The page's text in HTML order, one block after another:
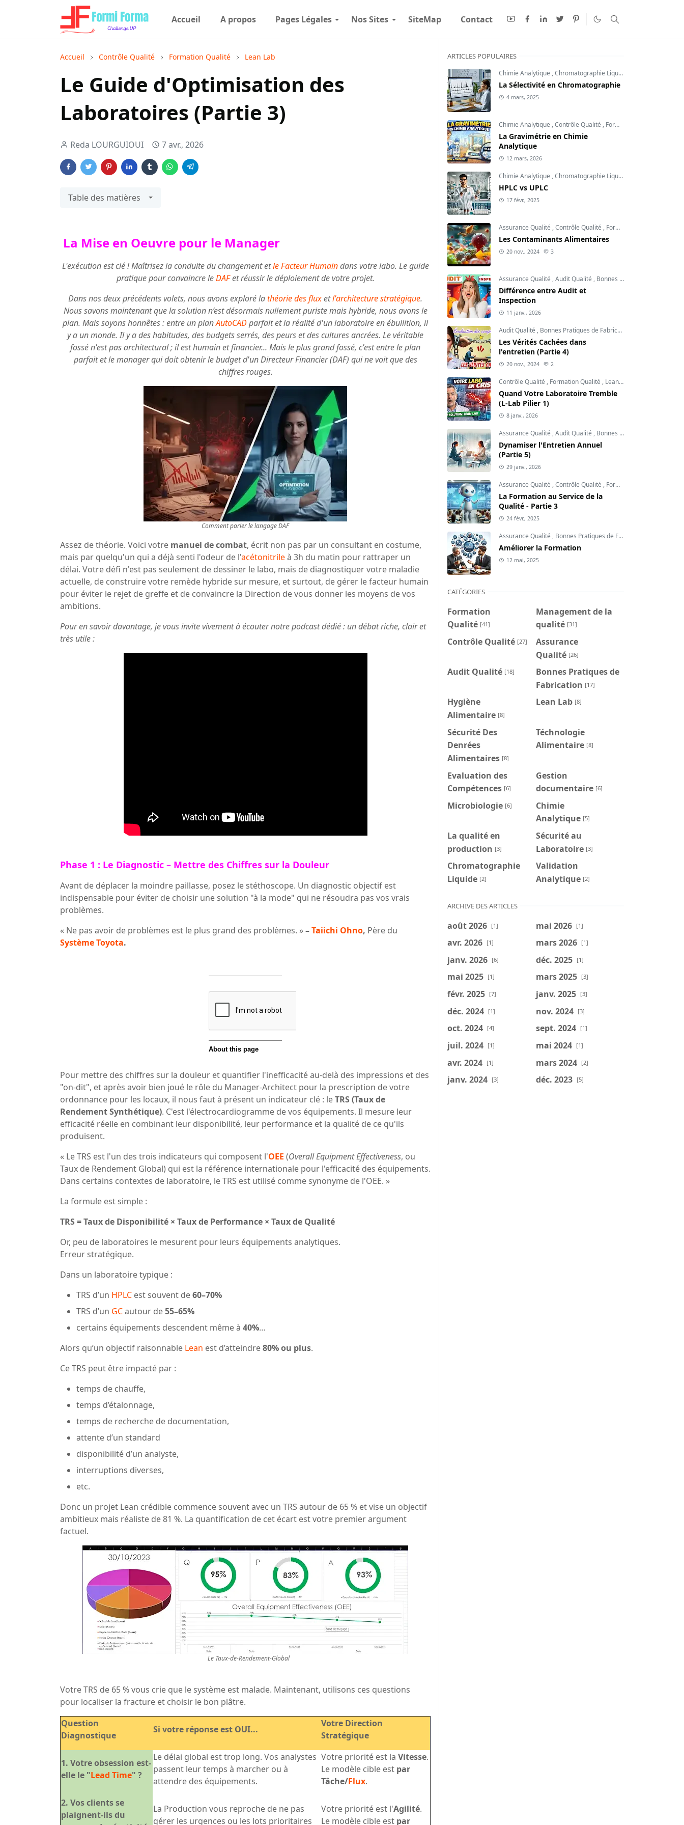
Accueil A propos Pages Légales Nos Sites SiteMap Contact
Accueil Contrôle Qualité Formation Qualité Lean Lab
Le Guide d'Optimisation des
Laboratoires (Partie 3)
Reda LOURGUIOUI 7 avr., 2026
Table des matières
La Mise en Oeuvre pour le Manager
L'exécution est clé ! Maîtrisez la conduite du changement etle Facteur Humaindans votre labo. Le guide
pratique pour convaincre leDAFet réussir le déploiement de votre projet.
Dans nos deux précédents volets, nous avons exploré lathéorie des fluxetl'architecture stratégique.
Nous savons maintenant que la solution n’est désormais nullement puriste mais hybride, nous avons le
plan. Mais soyons honnêtes : entre un planAutoCADparfait et la réalité d'un laboratoire en ébullition, il
y a un monde. Il y a des habitudes, des budgets serrés, des peurs et des cultures ancrées. Le véritable
fossé n'est pas architectural ; il esthumain et financier... Mais le plus grand fossé, c'est entre le plan
parfait et le manager qui doit obtenir le budget d'un Directeur Financier (DAF) qui ne voit que des
chiffres rouges.
Comment parler le langage DAF
Assez de théorie. Voici votre manuel de combat, écrit non pas par un consultant en costume,
mais par quelqu'un qui a déjà senti l'odeur de l'acétonitrileà 3h du matin pour rattraper un
délai. Votre défi n'est pas seulement de dessiner le labo, mais de diagnostiquer votre maladie
actuelle, de construire votre remède hybride sur mesure, et surtout, de gérer le facteur humain
pour éviter le rejet de greffe et de convaincre la Direction de vous donner les moyens de vos
ambitions.
Pour en savoir davantage, je vous invite vivement à écouter notre podcast dédié : un débat riche, clair et
très utile :
Phase 1 : Le Diagnostic – Mettre des Chiffres sur la Douleur
Avant de déplacer la moindre paillasse, posez le stéthoscope. Un diagnostic objectif est
indispensable pour éviter de choisir une solution "à la mode" qui ne résoudra pas vos vrais
problèmes.
« Ne pas avoir de problèmes est le plus grand des problèmes. »–Taiichi Ohno, Père du
Système Toyota.
Pour mettre des chiffres sur la douleur et quantifier l'inefficacité au-delà des impressions et des
"on-dit", et après avoir bien joué le rôle du Manager-Architect pour la prescription de votre
ordonnance pour les locaux, il nous faut à présent un indicateur clé : leTRS (Taux de
Rendement Synthétique). C'est l'électrocardiogramme de vos équipements. Il mesure leur
efficacité réelle en combinant leur disponibilité, leur performance et la qualité de ce qu'ils
produisent.
« Le TRS est l'un des trois indicateurs qui composent l'OEE (Overall Equipment Effectiveness, ou
Taux de Rendement Global) qui est la référence internationale pour l'efficacité des équipements.
Dans certains contextes de laboratoire, le TRS est utilisé comme synonyme de l'OEE. »
La formule est simple :
TRS = Taux de Disponibilité × Taux de Performance × Taux de Qualité
Or, peu de laboratoires le mesurent pour leurs équipements analytiques.
Erreur stratégique.
Dans un laboratoire typique :
TRS d’un HPLC est souvent de60–70%
TRS d’un GCautour de55–65%
certains équipements descendent même à 40%…
Alors qu’un objectif raisonnable Lean est d’atteindre80% ou plus.
Ce TRS peut être impacté par :
temps de chauffe,
temps d’étalonnage,
temps de recherche de documentation,
attente d’un standard
disponibilité d’un analyste,
interruptions diverses,
etc.
Donc un projet Lean crédible commence souvent avec un TRS autour de 65 % et vise un objectif
ambitieux mais réaliste de 81 %. La quantification de cet écart est votre premier argument
factuel.
Le Taux-de-Rendement-Global
Votre TRS de 65 % vous crie que le système est malade. Maintenant, utilisons ces questions
pour localiser la fracture et choisir le bon plâtre.
Question
Diagnostique
Si votre réponse est OUI...
Votre Direction
Stratégique
1. Votre obsession est-
elle le "Lead Time" ?
Le délai global est trop long. Vos analystes
passent leur temps à marcher ou à
attendre des équipements.
Votre priorité est la Vitesse.
Le modèle cible est par
Tâche/Flux.
2. Vos clients se
plaignent-ils du
La Production vous reproche de ne pas
gérer les urgences ou les lots prioritaires
Votre priorité est l'Agilité.
Le modèle cible est par
ARTICLES POPULAIRES
Chimie Analytique ,Chromatographie Liquide
La Sélectivité en Chromatographie
4 mars, 2025
Chimie Analytique ,Contrôle Qualité , Formation Qualité
La Gravimétrie en Chimie
Analytique
12 mars, 2026
Chimie Analytique ,Chromatographie Liquide
HPLC vs UPLC
17 févr., 2025
Assurance Qualité ,Contrôle Qualité , Formation Qualité
Les Contaminants Alimentaires
20 nov., 2024 3
Assurance Qualité ,Audit Qualité , Bonnes Pratiques de Fabrication
Différence entre Audit et
Inspection
11 janv., 2026
Audit Qualité , Bonnes Pratiques de Fabrication
Les Vérités Cachées dans
l'entretien (Partie 4)
20 nov., 2024 2
Contrôle Qualité , Formation Qualité , Lean Lab
Quand Votre Laboratoire Tremble
(L-Lab Pilier 1)
8 janv., 2026
Assurance Qualité ,Audit Qualité , Bonnes Pratiques de Fabrication
Dynamiser l'Entretien Annuel
(Partie 5)
29 janv., 2026
Assurance Qualité ,Contrôle Qualité , Formation Qualité
La Formation au Service de la
Qualité - Partie 3
24 févr., 2025
Assurance Qualité , Bonnes Pratiques de Fabrication
Améliorer la Formation
12 mai, 2025
CATÉGORIES
Formation
Qualité [41]
Management de la
qualité [31]
Contrôle Qualité [27]
Assurance
Qualité [26]
Audit Qualité [18]
Bonnes Pratiques de
Fabrication [17]
Hygiène
Alimentaire [8]
Lean Lab [8]
Sécurité Des
Denrées
Alimentaires [8]
Téchnologie
Alimentaire [8]
Evaluation des
Compétences [6]
Gestion
documentaire [6]
Microbiologie [6]
Chimie
Analytique [5]
La qualité en
production [3]
Sécurité au
Laboratoire [3]
Chromatographie
Liquide [2]
Validation
Analytique [2]
ARCHIVE DES ARTICLES
août 2026 [1] mai 2026 [1]
avr. 2026 [1] mars 2026 [1]
janv. 2026 [6] déc. 2025 [1]
mai 2025 [1] mars 2025 [3]
févr. 2025 [7] janv. 2025 [3]
déc. 2024 [1] nov. 2024 [3]
oct. 2024 [4] sept. 2024 [1]
juil. 2024 [1] mai 2024 [1]
avr. 2024 [1] mars 2024 [2]
janv. 2024 [3] déc. 2023 [5]